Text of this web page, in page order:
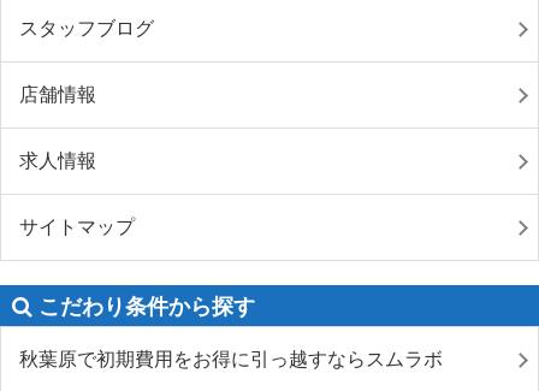
スタッフブログ
店舗情報
求人情報
サイトマップ
こだわり条件から探す
秋葉原で初期費用をお得に引っ越すならスムラボ